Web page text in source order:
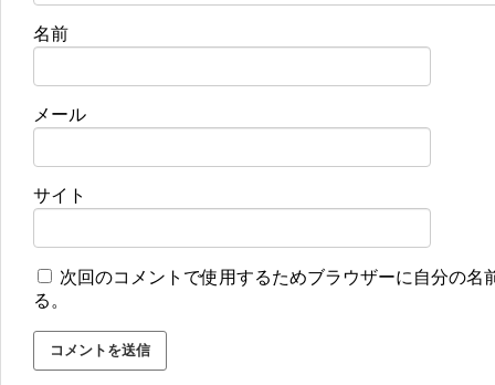
名前
メール
サイト
次回のコメントで使用するためブラウザーに自分の名
る。